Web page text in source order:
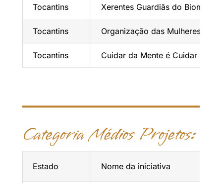
Tocantins Xerentes Guardiãs do Bioma
Tocantins Organização das Mulheres
Tocantins Cuidar da Mente é Cuidar do
Categoria Médios Projetos:
Estado Nome da iniciativa